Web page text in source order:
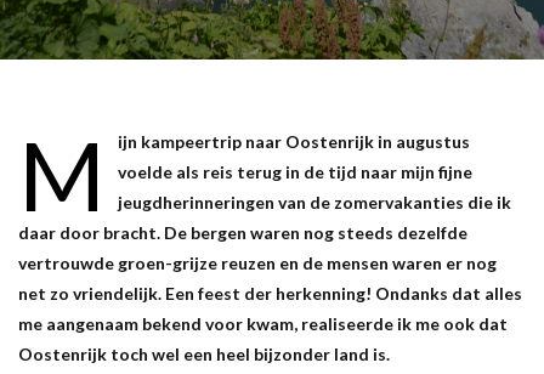
M
ijn kampeertrip naar Oostenrijk in augustus
voelde als reis terug in de tijd naar mijn fijne
jeugdherinneringen van de zomervakanties die ik
daar door bracht. De bergen waren nog steeds dezelfde
vertrouwde groen-grijze reuzen en de mensen waren er nog
net zo vriendelijk. Een feest der herkenning! Ondanks dat alles
me aangenaam bekend voor kwam, realiseerde ik me ook dat
Oostenrijk toch wel een heel bijzonder land is.